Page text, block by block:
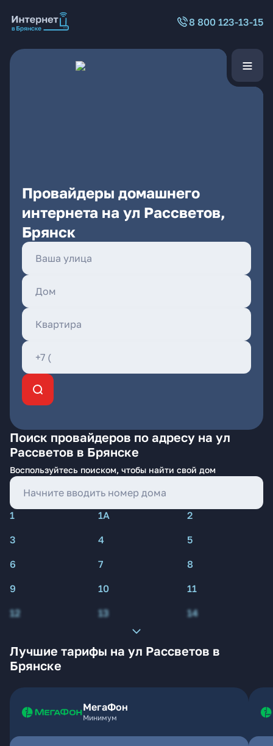
8 800 123-13-15
Провайдеры домашнего
интернета на ул Рассветов,
Брянск
Поиск провайдеров по адресу на ул
Рассветов в Брянске
Воспользуйтесь поиском, чтобы найти свой дом
1 1А
2
3
4
5
6
7
8
9
10
11
12
13 14
Лучшие тарифы на ул Рассветов в
Брянске
МегаФон
Минимум